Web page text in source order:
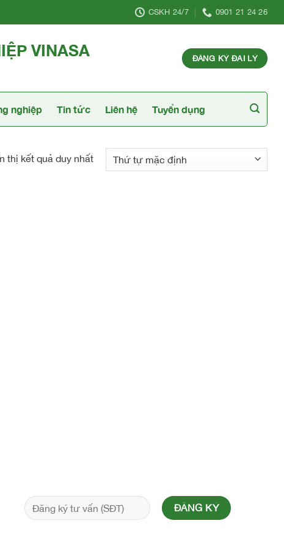
CSKH 24/7 0901 21 24 26
VINASA ĐĂNG KÝ ĐẠI LÝ
nghiệp Tin tức Liên hệ Tuyển dụng
thị kết quả duy nhất